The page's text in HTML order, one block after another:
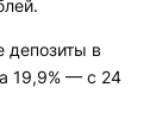
депозиты в
19,9% — с 24